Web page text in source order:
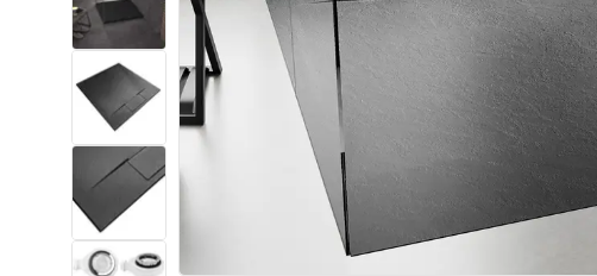
Vaňa so zástenou
Batérie
Sprchy
Kuchyňa